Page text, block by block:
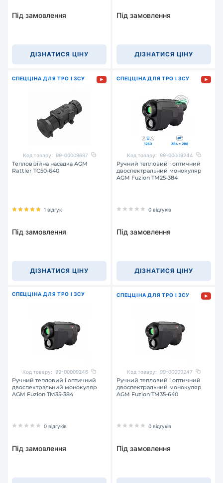
Під замовлення
ДІЗНАТИСЯ ЦІНУ
Під замовлення
ДІЗНАТИСЯ ЦІНУ
СПЕЦЦІНА ДЛЯ ТРО І ЗСУ
Код товару: 99-00009687
Тепловізійна насадка AGM
Rattler TC50-640
1 відгук
Під замовлення
ДІЗНАТИСЯ ЦІНУ
СПЕЦЦІНА ДЛЯ ТРО І ЗСУ
Код товару: 99-00009244
Ручний тепловий і оптичний
двоспектральний монокуляр
AGM Fuzion TM25-384
0 відгуків
Під замовлення
ДІЗНАТИСЯ ЦІНУ
СПЕЦЦІНА ДЛЯ ТРО І ЗСУ
Код товару: 99-00009246
Ручний тепловий і оптичний
двоспектральний монокуляр
AGM Fuzion TM35-384
0 відгуків
Під замовлення
СПЕЦЦІНА ДЛЯ ТРО І ЗСУ
Код товару: 99-00009247
Ручний тепловий і оптичний
двоспектральний монокуляр
AGM Fuzion TM35-640
0 відгуків
Під замовлення